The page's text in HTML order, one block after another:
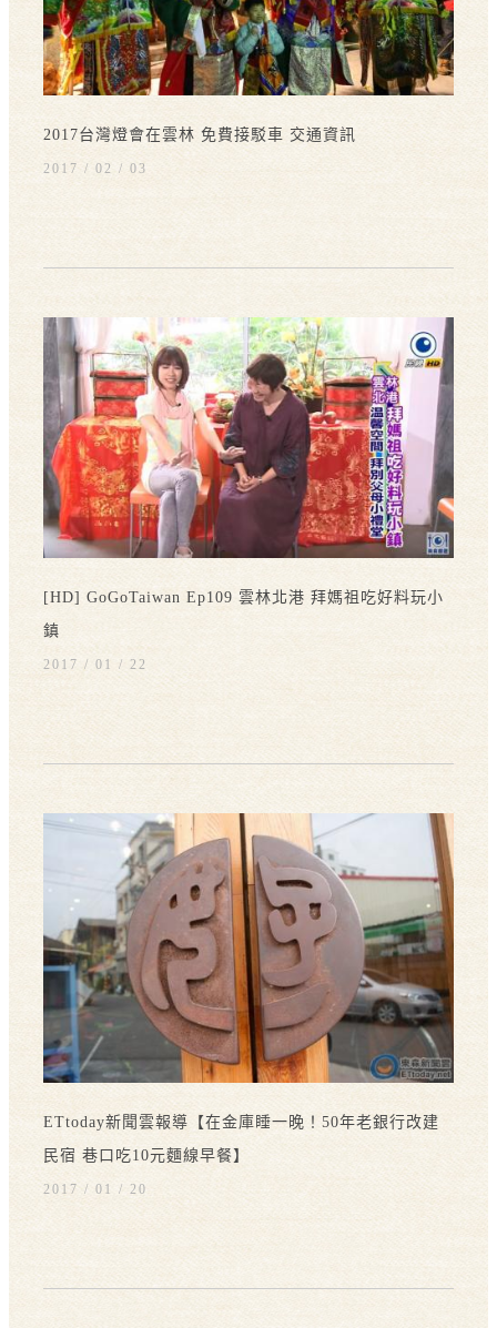
2017台灣燈會在雲林 免費接駁車 交通資訊
2017 / 02 03
[HD] GoGoTaiwan Ep109 雲林北港 拜媽祖吃好料玩小
鎮
2017 / 01 22
ETtoday新聞雲報導【在金庫睡一晚！50年老銀行改建
民宿 巷口吃10元麵線早餐】
2017 / 01 20